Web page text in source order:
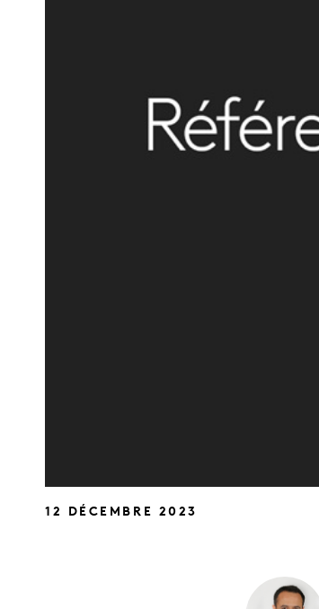
12 DÉCEMBRE 2023